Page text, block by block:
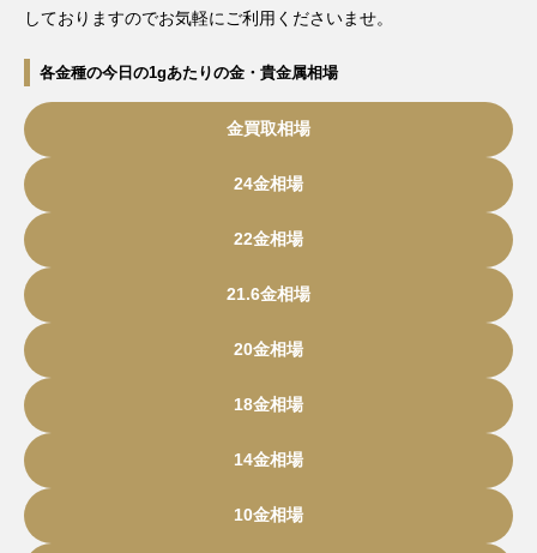
しておりますのでお気軽にご利用くださいませ。
各金種の今日の1gあたりの金・貴金属相場
金買取相場
24金相場
22金相場
21.6金相場
20金相場
18金相場
14金相場
10金相場